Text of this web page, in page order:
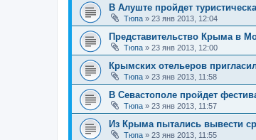
В Алуште пройдет
Тюпа » 23 янв 2013, 12:04
Представительство Крыма в
Тюпа » 23 янв 2013, 12:00
Крымских отельеров
Тюпа » 23 янв 2013, 11:58
В Севастополе пройдет
Тюпа » 23 янв 2013, 11:57
Из Крыма пытались вывести
Тюпа » 23 янв 2013, 11:55